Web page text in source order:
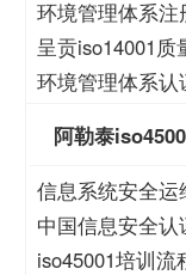
境管理认证价格
环境管理体系
审核员考试题库
呈贡iso14001质
量体系认证
环境管理体系
阿勒泰
信息系统安全
全运维服务资质
中国信息安全
心
iso45001培训流